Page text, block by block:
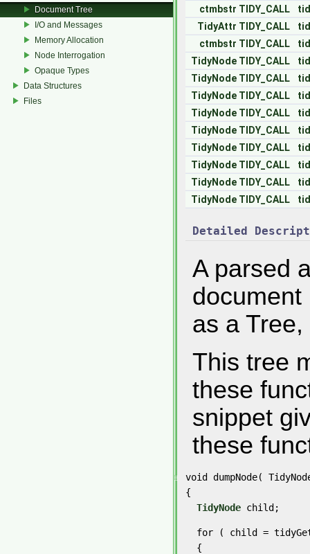
Document Tree
I/O and Messages
Memory Allocation
Node Interrogation
Opaque Types
Data Structures
Files
ctmbstr TIDY_CALL
TidyAttr TIDY_CALL
ctmbstr TIDY_CALL
TidyNode TIDY_CALL
TidyNode TIDY_CALL
TidyNode TIDY_CALL
TidyNode TIDY_CALL
TidyNode TIDY_CALL
TidyNode TIDY_CALL
TidyNode TIDY_CALL
TidyNode TIDY_CALL
TidyNode TIDY_CALL
Detailed
A parsed
document
as a
This tree
these
snippet
these
void dumpNode(
{
TidyNode child;
for ( child =
  {